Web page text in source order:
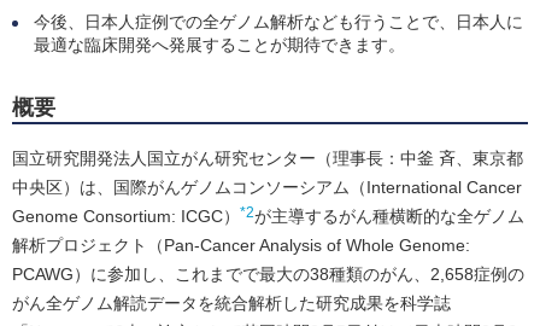
今後、日本人症例での全ゲノム解析なども行うことで、日本人に
最適な臨床開発へ発展することが期待できます。
概要
国立研究開発法人国立がん研究センター（理事長：中釜 斉、東京都
中央区）は、国際がんゲノムコンソーシアム（International Cancer
Genome Consortium: ICGC） *2が主導するがん種横断的な全ゲノム
解析プロジェクト（Pan-Cancer Analysis of Whole Genome:
PCAWG）に参加し、これまでで最大の38種類のがん、2,658症例の
がん全ゲノム解読データを統合解析した研究成果を科学誌